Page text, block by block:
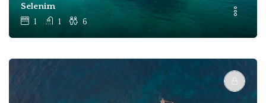
Selenim
1 1 6